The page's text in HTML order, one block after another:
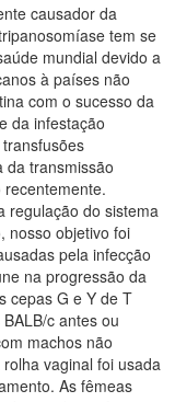
causador da
tem se
mundial devido a
à países não
com o sucesso da
da infestação
da transmissão
regulação do sistema
nosso objetivo foi
pela infecção
na progressão da
cepas G e Y de T
c antes ou
machos não
vaginal foi usada
As fêmeas